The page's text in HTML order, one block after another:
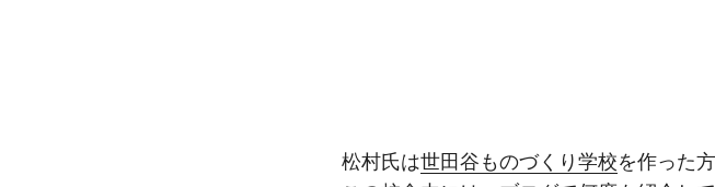
松村氏は世田谷ものづくり学校を作った方